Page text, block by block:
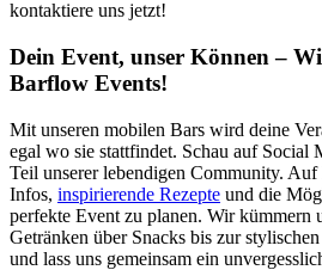
kontaktiere uns jetzt!
Dein Event, unser Können –
Barflow Events!
Mit unseren mobilen Bars wird deine
egal wo sie stattfindet. Schau auf Social
Teil unserer lebendigen Community.
Infos, inspirierende Rezepte und die
perfekte Event zu planen. Wir kümmern
Getränken über Snacks bis zur
und lass uns gemeinsam ein